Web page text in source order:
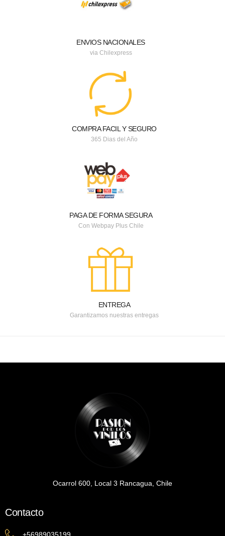
ENVIOS NACIONALES
via Chilexpress
COMPRA FACIL Y SEGURO
365 Dias del Año
PAGA DE FORMA SEGURA
Con Webpay Plus Chile
ENTREGA
Garantizamos nuestras entregas
Ocarrol 600, Local 3 Rancagua, Chile
Contacto
+56989035199